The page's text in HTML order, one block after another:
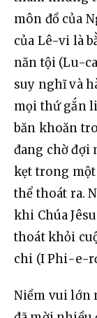
môn đồ của
của Lê-vi là
năn tội (Lu-
suy nghĩ và
mọi thứ gắn
băn khoăn
đang chờ đợi
kẹt trong
thể thoát ra.
khi Chúa
thoát khỏi
chi (I Phi-e-rơ
Niềm vui lớn